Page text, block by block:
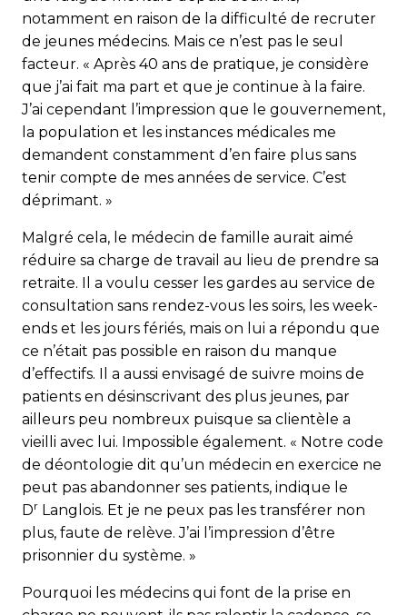
notamment en raison de la difficulté de recruter
de jeunes médecins. Mais ce n’est pas le seul
facteur. « Après 40 ans de pratique, je considère
que j’ai fait ma part et que je continue à la faire.
J’ai cependant l’impression que le gouvernement,
la population et les instances médicales me
demandent constamment d’en faire plus sans
tenir compte de mes années de service. C’est
déprimant. »
Malgré cela, le médecin de famille aurait aimé
réduire sa charge de travail au lieu de prendre sa
retraite. Il a voulu cesser les gardes au service de
consultation sans rendez-vous les soirs, les week-
ends et les jours fériés, mais on lui a répondu que
ce n’était pas possible en raison du manque
d’effectifs. Il a aussi envisagé de suivre moins de
patients en désinscrivant des plus jeunes, par
ailleurs peu nombreux puisque sa clientèle a
vieilli avec lui. Impossible également. « Notre code
de déontologie dit qu’un médecin en exercice ne
peut pas abandonner ses patients, indique le
Dr Langlois. Et je ne peux pas les transférer non
plus, faute de relève. J’ai l’impression d’être
prisonnier du système. »
Pourquoi les médecins qui font de la prise en